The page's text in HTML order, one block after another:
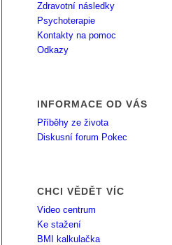
Zdravotní následky
Psychoterapie
Kontakty na pomoc
Odkazy
INFORMACE OD VÁS
Příběhy ze života
Diskusní forum Pokec
CHCI VĚDĚT VÍC
Video centrum
Ke stažení
BMI kalkulačka